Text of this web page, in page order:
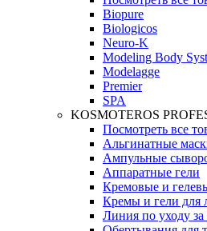
Biopure
Biologicos
Neuro‑K
Modeling Body
Modelagge
Premier
SPA
KOSMOTEROS
Посмотреть все
Альгинатные
Ампульные
Аппаратные гели
Кремовые и
Кремы и гели для
Линия по уходу за